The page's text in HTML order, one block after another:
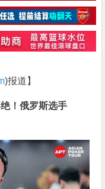
)报道】
！俄罗斯选手